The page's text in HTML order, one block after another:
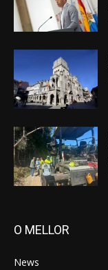
O MELLOR
News